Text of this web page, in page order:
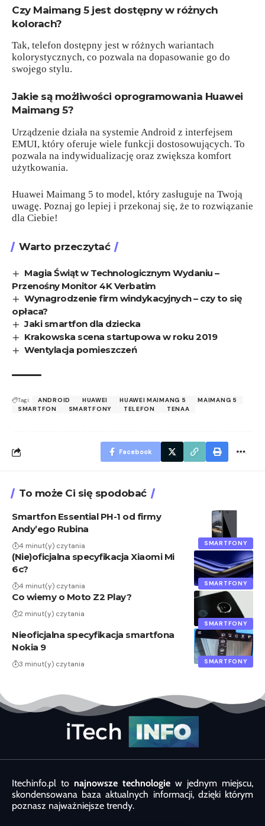
Czy Maimang 5 jest dostępny w różnych
kolorach?
Tak, telefon dostępny jest w różnych wariantach
kolorystycznych, co pozwala na dopasowanie go do
swojego stylu.
Jakie są możliwości oprogramowania Huawei
Maimang 5?
Urządzenie działa na systemie Android z interfejsem
EMUI, który oferuje wiele funkcji dostosowujących. To
pozwala na indywidualizację oraz zwiększa komfort
użytkowania.
Huawei Maimang 5 to model, który zasługuje na Twoją
uwagę. Poznaj go lepiej i przekonaj się, że to rozwiązanie
dla Ciebie!
Warto przeczytać
Magia Świąt w Technologicznym Wydaniu –
Przenośny Monitor 4K Verbatim
Wynagrodzenie firm windykacyjnych – czy to się
opłaca?
Jaki smartfon dla dziecka
Krakowska scena startupowa w roku 2019
Wentylacja pomieszczeń
Tagi: ANDROID HUAWEI HUAWEI MAIMANG 5
MAIMANG 5
SMARTFON
SMARTFONY TELEFON TENAA
Facebook
To może Ci się spodobać
SMARTFONY
Smartfon Essential PH-1 od firmy
Andy’ego Rubina
4 minut(y) czytania
SMARTFONY
(Nie)oficjalna specyfikacja Xiaomi Mi
6c?
4 minut(y) czytania
SMARTFONY
Co wiemy o Moto Z2 Play?
2 minut(y) czytania
SMARTFONY
Nieoficjalna specyfikacja smartfona
Nokia 9
3 minut(y) czytania
Itechinfo.pl to najnowsze technologie w jednym miejscu,
skondensowana baza aktualnych informacji, dzięki którym
poznasz najważniejsze trendy.